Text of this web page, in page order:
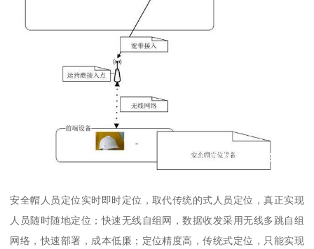
安全帽人员定位实时即时定位，取代传统的式人员定位，真正实现
人员随时随地定位；快速无线自组网，数据收发采用无线多跳自组
网络，快速部署，成本低廉；定位精度高，传统式定位，只能实现